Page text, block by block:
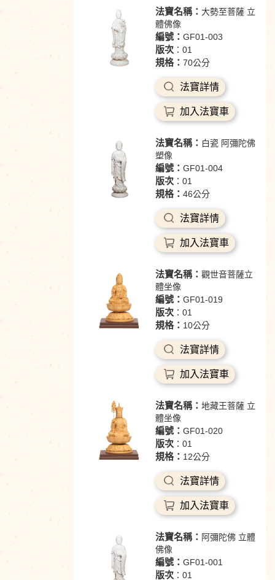
法寶名稱： 大勢至菩薩 立
體佛像
編號： GF01-003
版次：01
規格： 70公分
法寶詳情
加入法寶車
法寶名稱： 白瓷 阿彌陀佛
塑像
編號： GF01-004
版次：01
規格： 46公分
法寶詳情
加入法寶車
法寶名稱： 觀世音菩薩立
體坐像
編號： GF01-019
版次：01
規格： 10公分
法寶詳情
加入法寶車
法寶名稱： 地藏王菩薩 立
體坐像
編號： GF01-020
版次：01
規格： 12公分
法寶詳情
加入法寶車
法寶名稱： 阿彌陀佛 立體
佛像
編號： GF01-001
版次：01